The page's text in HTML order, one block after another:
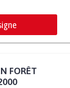
FORÊT